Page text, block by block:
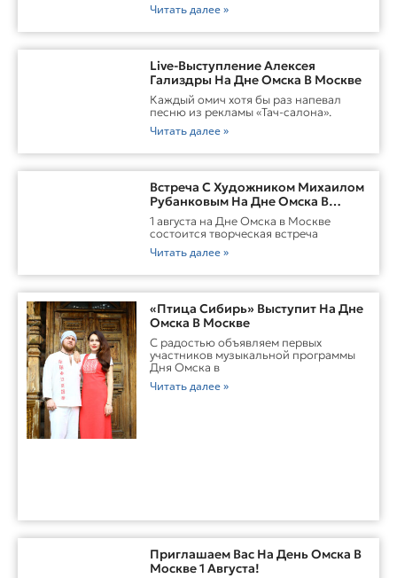
Читать далее »
Live-Выступление Алексея
Гализдры На Дне Омска В Москве
Каждый омич хотя бы раз напевал
песню из рекламы «Тач-салона».
Читать далее »
Встреча С Художником Михаилом
Рубанковым На Дне Омска В
Москве
1 августа на Дне Омска в Москве
состоится творческая встреча
Читать далее »
«Птица Сибирь» Выступит На Дне
Омска В Москве
С радостью объявляем первых
участников музыкальной программы
Дня Омска в
Читать далее »
Приглашаем Вас На День Омска В
Москве 1 Августа!